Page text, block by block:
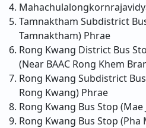
Tamnaktham Subdistrict
Tamnaktham) Phrae
Rong Kwang District Bus
(Near BAAC Rong Khem
Rong Kwang Subdistrict
Rong Kwang) Phrae
Rong Kwang Bus Stop
Rong Kwang Bus Stop (Pha